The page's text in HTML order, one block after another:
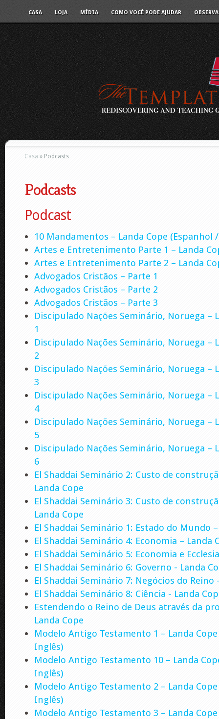
CASA LOJA MÍDIA COMO VOCÊ PODE AJUDAR
Casa » Podcasts
Podcasts
Podcast
10 Mandamentos – Landa Cope (Espanhol
Artes e Entretenimento Parte 1 – Landa
Artes e Entretenimento Parte 2 – Landa
Advogados Cristãos – Parte 1
Advogados Cristãos – Parte 2
Advogados Cristãos – Parte 3
Discipulado Nações Seminário, Noruega –
1
Discipulado Nações Seminário, Noruega –
2
Discipulado Nações Seminário, Noruega –
3
Discipulado Nações Seminário, Noruega –
4
Discipulado Nações Seminário, Noruega –
5
Discipulado Nações Seminário, Noruega –
6
El Shaddai Seminário 2: Custo de
Landa Cope
El Shaddai Seminário 3: Custo de
Landa Cope
El Shaddai Seminário 1: Estado do Mundo
El Shaddai Seminário 4: Economia – Landa
El Shaddai Seminário 5: Economia e
El Shaddai Seminário 6: Governo - Landa
El Shaddai Seminário 7: Negócios do Reino
El Shaddai Seminário 8: Ciência - Landa
Estendendo o Reino de Deus através da
Landa Cope
Modelo Antigo Testamento 1 – Landa
Inglês)
Modelo Antigo Testamento 10 – Landa
Inglês)
Modelo Antigo Testamento 2 – Landa
Inglês)
Modelo Antigo Testamento 3 – Landa